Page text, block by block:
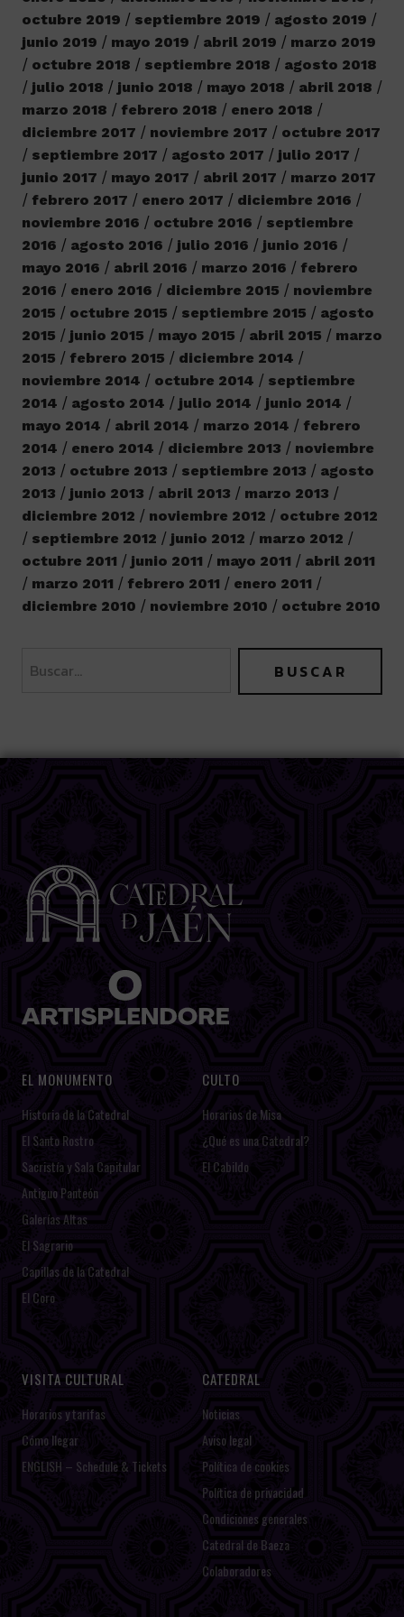
octubre 2019
septiembre 2019
agosto 2019
junio 2019
mayo 2019 abril 2019
marzo 2019
octubre 2018
septiembre 2018
agosto 2018
julio 2018
junio 2018 mayo 2018
abril 2018
marzo 2018
febrero 2018
enero 2018
diciembre 2017
noviembre 2017
octubre 2017
septiembre 2017
agosto 2017
julio 2017
junio 2017
mayo 2017 abril 2017
marzo 2017
febrero 2017
enero 2017
diciembre 2016
noviembre 2016
octubre 2016
septiembre
2016
agosto 2016 julio 2016
junio 2016
mayo 2016
abril 2016 marzo 2016
febrero
2016
enero 2016 diciembre 2015
noviembre
2015
octubre 2015 septiembre 2015
agosto
2015
junio 2015 mayo 2015 abril 2015
marzo
2015
febrero 2015
diciembre 2014
noviembre 2014
octubre 2014
septiembre
2014
agosto 2014 julio 2014
junio 2014
mayo 2014
abril 2014 marzo 2014
febrero
2014
enero 2014 diciembre 2013
noviembre
2013
octubre 2013 septiembre 2013
agosto
2013
junio 2013 abril 2013
marzo 2013
diciembre 2012
noviembre 2012
octubre 2012
septiembre 2012
junio 2012
marzo 2012
octubre 2011
junio 2011 mayo 2011
abril 2011
marzo 2011
febrero 2011
enero 2011
diciembre 2010
noviembre 2010 octubre 2010
EL MONUMENTO
Historia de la Catedral
El Santo Rostro
Sacristía y Sala Capitular
Antiguo Panteón
Galerías Altas
El Sagrario
Capillas de la Catedral
El Coro
CULTO
Horarios de Misa
¿Qué es una Catedral?
El Cabildo
VISITA CULTURAL
Horarios y tarifas
Cómo llegar
ENGLISH – Schedule & Tickets
CATEDRAL
Noticias
Aviso legal
Política de cookies
Política de privacidad
Condiciones generales
Catedral de Baeza
Colaboradores